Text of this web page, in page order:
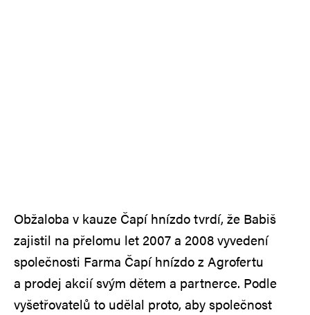
Obžaloba v kauze Čapí hnízdo tvrdí, že Babiš
zajistil na přelomu let 2007 a 2008 vyvedení
společnosti Farma Čapí hnízdo z Agrofertu
a prodej akcií svým dětem a partnerce. Podle
vyšetřovatelů to udělal proto, aby společnost